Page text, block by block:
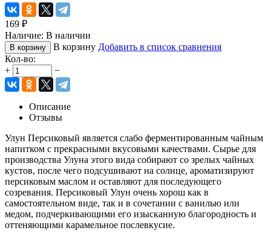
169 ₽
Наличие: В наличии
В корзину В корзину Добавить в список сравнения
Кол-во:
+
−
Описание
Отзывы
Улун Персиковый является слабо ферментированным чайным
напитком с прекрасными вкусовыми качествами. Сырье для
производства Улуна этого вида собирают со зрелых чайных
кустов, после чего подсушивают на солнце, ароматизируют
персиковым маслом и оставляют для последующего
созревания. Персиковый Улун очень хорош как в
самостоятельном виде, так и в сочетании с ванилью или
медом, подчеркивающими его изысканную благородность и
оттеняющими карамельное послевкусие.